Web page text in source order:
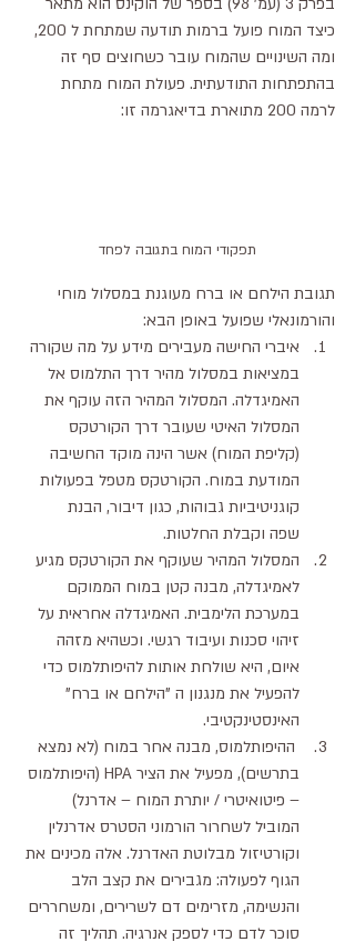
כיצד המוח פועל ברמות תודעה שמתחת ל 200,
ומה השינויים שהמוח עובר כשחוצים סף זה
בהתפתחות התודעתית. פעולת המוח מתחת
לרמה 200 מתוארת בדיאגרמה זו:
תפקודי המוח בתגובה לפחד
תגובת הילחם או ברח מעוגנת במסלול מוחי
והורמונאלי שפועל באופן הבא:
איברי החישה מעבירים מידע על מה שקורה
במציאות במסלול מהיר דרך התלמוס אל
האמיגדלה. המסלול המהיר הזה עוקף את
המסלול האיטי שעובר דרך הקורטקס
(קליפת המוח) אשר הינה מוקד החשיבה
המודעת במוח. הקורטקס מטפל בפעולות
קוגניטיביות גבוהות, כגון דיבור, הבנת
שפה וקבלת החלטות.
המסלול המהיר שעוקף את הקורטקס מגיע
לאמיגדלה, מבנה קטן במוח הממוקם
במערכת הלימבית. האמיגדלה אחראית על
זיהוי סכנות ועיבוד רגשי. וכשהיא מזהה
איום, היא שולחת אותות להיפותלמוס כדי
להפעיל את מנגנון ה ”הילחם או ברח"
האינסטינקטיבי.
ההיפותלמוס, מבנה אחר במוח (לא נמצא
בתרשים), מפעיל את הציר HPA (היפותלמוס
– פיטואיטרי / יותרת המוח – אדרנל)
המוביל לשחרור הורמוני הסטרס אדרנלין
וקורטיזול מבלוטת האדרנל. אלה מכינים את
הגוף לפעולה: מגבירים את קצב הלב
והנשימה, מזרימים דם לשרירים, ומשחררים
סוכר לדם כדי לספק אנרגיה. תהליך זה